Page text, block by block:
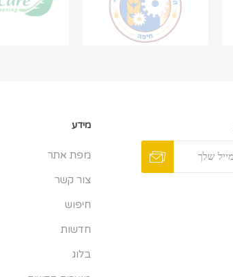
מידע
מפת אתר
צור קשר
חיפוש
חדשות
בלוג